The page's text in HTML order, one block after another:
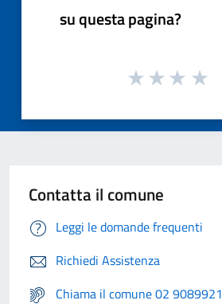
su questa pagina?
Contatta il comune
Leggi le domande frequenti
Richiedi Assistenza
Chiama il comune 02 9089921